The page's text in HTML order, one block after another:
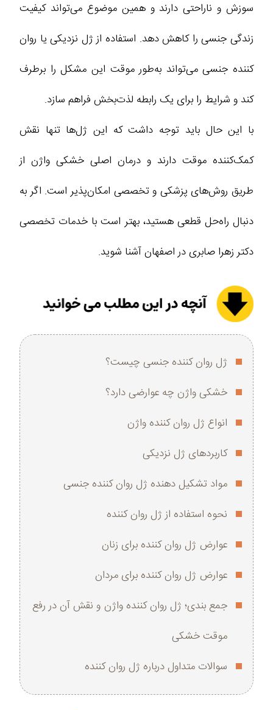
سوزش و ناراحتی دارند و همین موضوع می‌تواند کیفیت
زندگی جنسی را کاهش دهد. استفاده از ژل نزدیکی یا روان
کننده جنسی می‌تواند به‌طور موقت این مشکل را برطرف
کند و شرایط را برای یک رابطه لذت‌بخش فراهم سازد.
با این حال باید توجه داشت که این ژل‌ها تنها نقش
کمک‌کننده موقت دارند و درمان اصلی خشکی واژن از
طریق روش‌های پزشکی و تخصصی امکان‌پذیر است. اگر به
دنبال راه‌حل قطعی هستید، بهتر است با خدمات تخصصی
دکتر زهرا صابری در اصفهان آشنا شوید.
ژل روان کننده جنسی چیست؟
خشکی واژن چه عوارضی دارد؟
انواع ژل روان کننده واژن
کاربردهای ژل نزدیکی
مواد تشکیل دهنده ژل روان کننده جنسی
نحوه استفاده از ژل روان کننده
عوارض ژل روان کننده برای زنان
عوارض ژل روان کننده برای مردان
جمع‌ بندی؛ ژل روان کننده واژن و نقش آن در رفع
موقت خشکی
سوالات متداول درباره ژل روان کننده